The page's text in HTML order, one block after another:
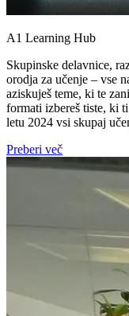
A1 Learning Hub
Skupinske delavnice,
orodja za učenje – vse
aziskuješ teme, ki te
formati izbereš tiste, ki
letu 2024 vsi skupaj
Preberi več